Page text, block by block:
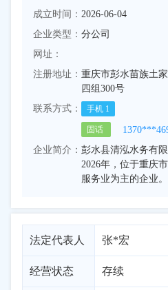
成立时间： 2026-06-04
企业类型： 分公司
网址：
注册地址： 重庆市彭水苗族土
四组300号
联系方式：
手机 1
固话
企业简介： 彭水县清泓水务有
2026年，位于重庆
服务业为主的企业。
法定代表人 张*宏
经营状态 存续